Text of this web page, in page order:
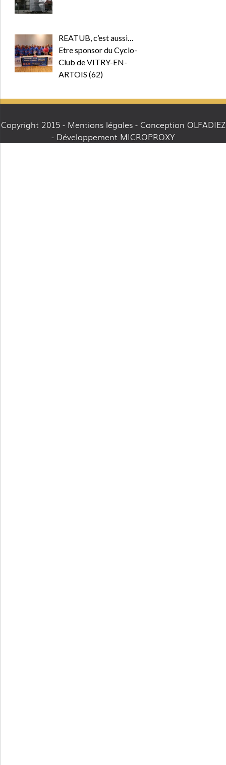
REATUB, c’est aussi…
Etre sponsor du Cyclo-
Club de VITRY-EN-
ARTOIS (62)
Copyright 2015 - Mentions légales- Conception OLFADIEZ
- Développement MICROPROXY